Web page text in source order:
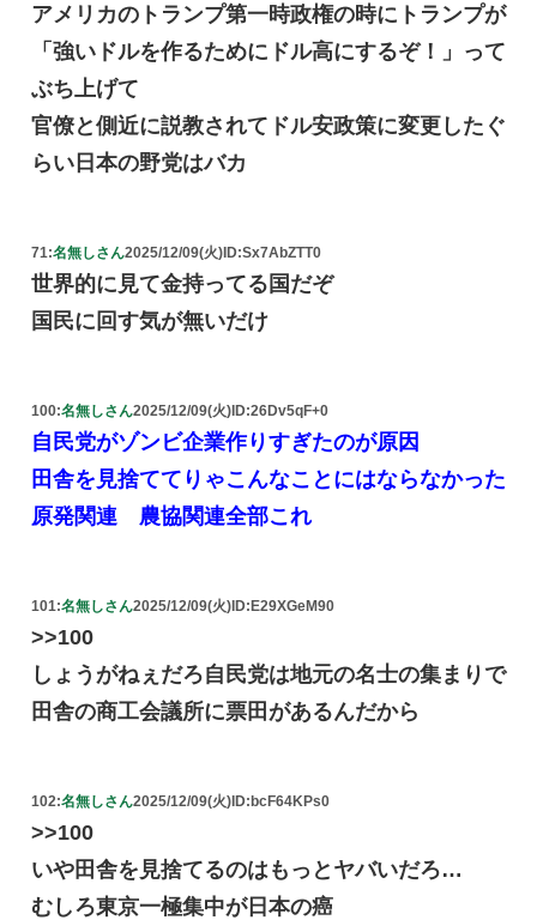
アメリカのトランプ第一時政権の時にトランプが
「強いドルを作るためにドル高にするぞ！」って
ぶち上げて
官僚と側近に説教されてドル安政策に変更したぐ
らい日本の野党はバカ
71:名無しさん2025/12/09(火) ID:Sx7AbZTT0
世界的に見て金持ってる国だぞ
国民に回す気が無いだけ
100:名無しさん2025/12/09(火) ID:26Dv5qF+0
自民党がゾンビ企業作りすぎたのが原因
田舎を見捨ててりゃこんなことにはならなかった
原発関連 農協関連全部これ
101:名無しさん2025/12/09(火)ID:E29XGeM90
>>100
しょうがねぇだろ自民党は地元の名士の集まりで
田舎の商工会議所に票田があるんだから
102:名無しさん2025/12/09(火)ID:bcF64KPs0
>>100
いや田舎を見捨てるのはもっとヤバいだろ…
むしろ東京一極集中が日本の癌